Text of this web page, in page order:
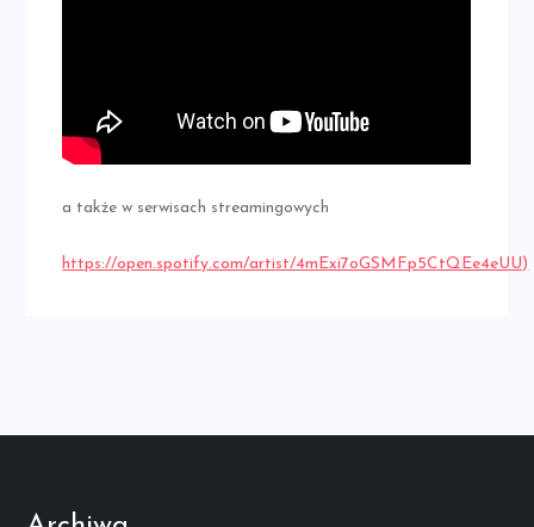
a także w serwisach streamingowych
https://open.spotify.com/artist/4mExi7oGSMFp5CtQEe4eUU)